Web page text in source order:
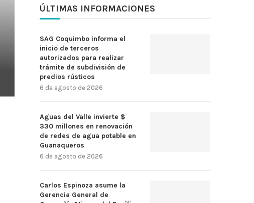
ÚLTIMAS INFORMACIONES
SAG Coquimbo informa el
inicio de terceros
autorizados para realizar
trámite de subdivisión de
predios rústicos
6 de agosto de 2026
Aguas del Valle invierte $
330 millones en renovación
de redes de agua potable en
Guanaqueros
6 de agosto de 2026
Carlos Espinoza asume la
Gerencia General de